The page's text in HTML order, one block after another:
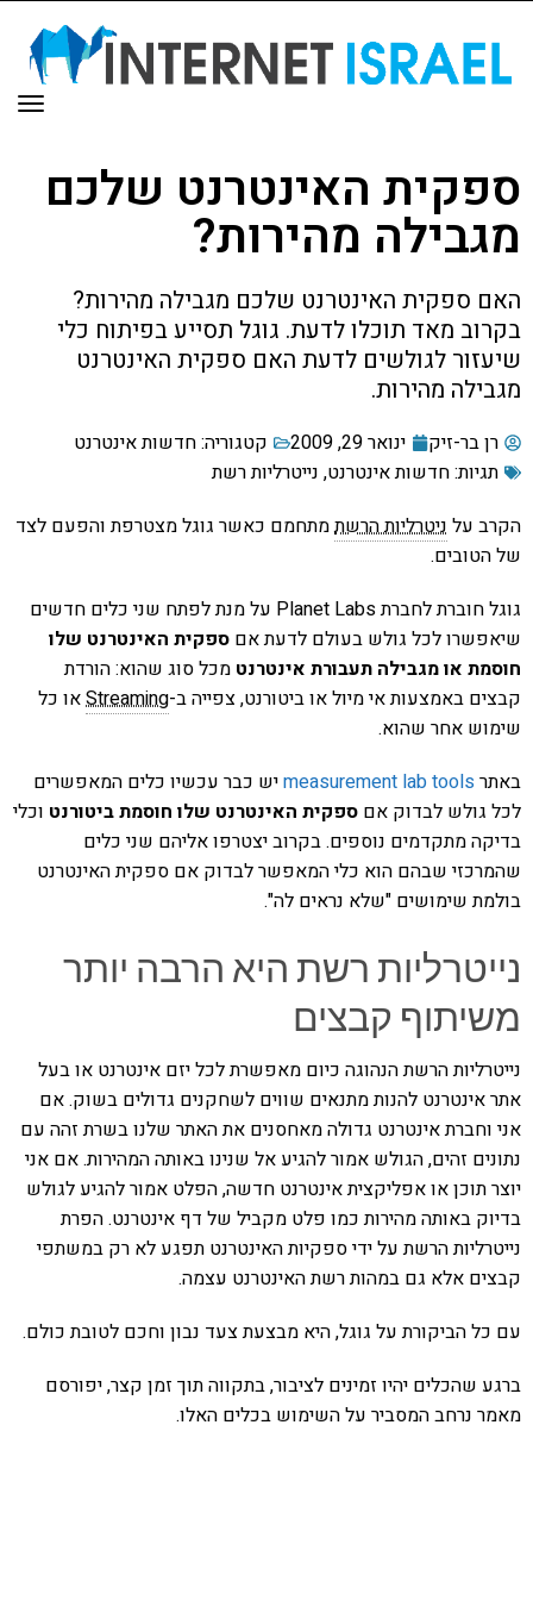
ספקית האינטרנט שלכם
מגבילה מהירות?
האם ספקית האינטרנט שלכם מגבילה מהירות?
בקרוב מאד תוכלו לדעת. גוגל תסייע בפיתוח כלי
שיעזור לגולשים לדעת האם ספקית האינטרנט
מגבילה מהירות.
רן בר-זיק ינואר 29, 2009 קטגוריה:חדשות אינטרנט
תגיות:חדשות אינטרנט, נייטרליות רשת
הקרב על ניטרליות הרשתמתחמם כאשר גוגל מצטרפת והפעם לצד
של הטובים.
גוגל חוברת לחברת Planet Labs על מנת לפתח שני כלים חדשים
שיאפשרו לכל גולש בעולם לדעת אם ספקית האינטרנט שלו
חוסמת או מגבילה תעבורת אינטרנט מכל סוג שהוא: הורדת
קבצים באמצעות אי מיול או ביטורנט, צפייה ב-Streamingאו כל
שימוש אחר שהוא.
באתר measurement lab toolsיש כבר עכשיו כלים המאפשרים
לכל גולש לבדוק אם ספקית האינטרנט שלו חוסמת ביטורנט וכלי
בדיקה מתקדמים נוספים. בקרוב יצטרפו אליהם שני כלים
שהמרכזי שבהם הוא כלי המאפשר לבדוק אם ספקית האינטרנט
בולמת שימושים "שלא נראים לה".
נייטרליות רשת היא הרבה יותר
משיתוף קבצים
נייטרליות הרשת הנהוגה כיום מאפשרת לכל יזם אינטרנט או בעל
אתר אינטרנט להנות מתנאים שווים לשחקנים גדולים בשוק. אם
אני וחברת אינטרנט גדולה מאחסנים את האתר שלנו בשרת זהה עם
נתונים זהים, הגולש אמור להגיע אל שנינו באותה המהירות. אם אני
יוצר תוכן או אפליקצית אינטרנט חדשה, הפלט אמור להגיע לגולש
בדיוק באותה מהירות כמו פלט מקביל של דף אינטרנט. הפרת
נייטרליות הרשת על ידי ספקיות האינטרנט תפגע לא רק במשתפי
קבצים אלא גם במהות רשת האינטרנט עצמה.
עם כל הביקורת על גוגל, היא מבצעת צעד נבון וחכם לטובת כולם.
ברגע שהכלים יהיו זמינים לציבור, בתקווה תוך זמן קצר, יפורסם
מאמר נרחב המסביר על השימוש בכלים האלו.